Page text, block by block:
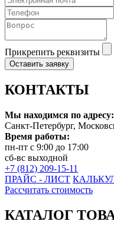
Прикрепить реквизиты
Оставить заявку
КОНТАКТЫ
Мы находимся по адресу:
Санкт-Петербург,
Время работы:
пн-пт с 9:00 до 17:00
сб-вс выходной
+7 (812) 209-15-11
ПРАЙС - ЛИСТ
Рассчитать стоимость
КАТАЛОГ